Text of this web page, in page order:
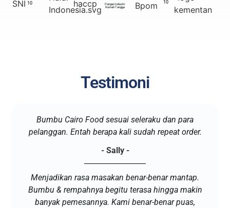
10
Pangan Industri
Rumah Tangga
10
Testimoni
Bumbu Cairo Food sesuai seleraku dan para
pelanggan. Entah berapa kali sudah repeat order.
- Sally -
Menjadikan rasa masakan benar-benar mantap.
Bumbu & rempahnya begitu terasa hingga makin
banyak pemesannya. Kami benar-benar puas,